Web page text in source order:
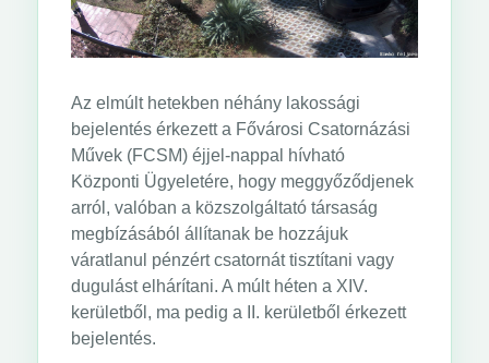
Az elmúlt hetekben néhány lakossági
bejelentés érkezett a Fővárosi Csatornázási
Művek (FCSM) éjjel-nappal hívható
Központi Ügyeletére, hogy meggyőződjenek
arról, valóban a közszolgáltató társaság
megbízásából állítanak be hozzájuk
váratlanul pénzért csatornát tisztítani vagy
dugulást elhárítani. A múlt héten a XIV.
kerületből, ma pedig a II. kerületből érkezett
bejelentés.